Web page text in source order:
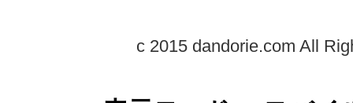
c 2015 dandorie.com All